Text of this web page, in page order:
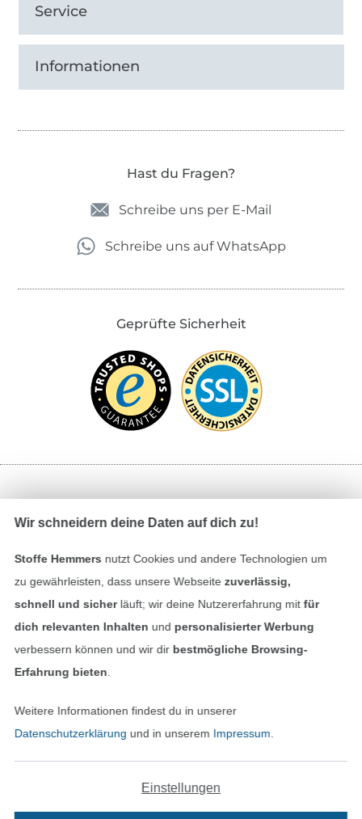
Service
Informationen
Hast du Fragen?
Schreibe uns per E-Mail
Schreibe uns auf WhatsApp
Geprüfte Sicherheit
Unsere Versandpartner
Impressum
Wir schneidern deine Daten auf dich zu!
Stoffe Hemmers nutzt Cookies und andere Technologien um
zu gewährleisten, dass unsere Webseite zuverlässig,
schnell und sicherläuft; wir deine Nutzererfahrung mitfür
dich relevanten Inhalten und personalisierter Werbung
verbessern können und wir dir bestmögliche Browsing-
Erfahrung bieten
Weitere Informationen findest du in unserer
Datenschutzerklärung und in unserem Impressum
Einstellungen